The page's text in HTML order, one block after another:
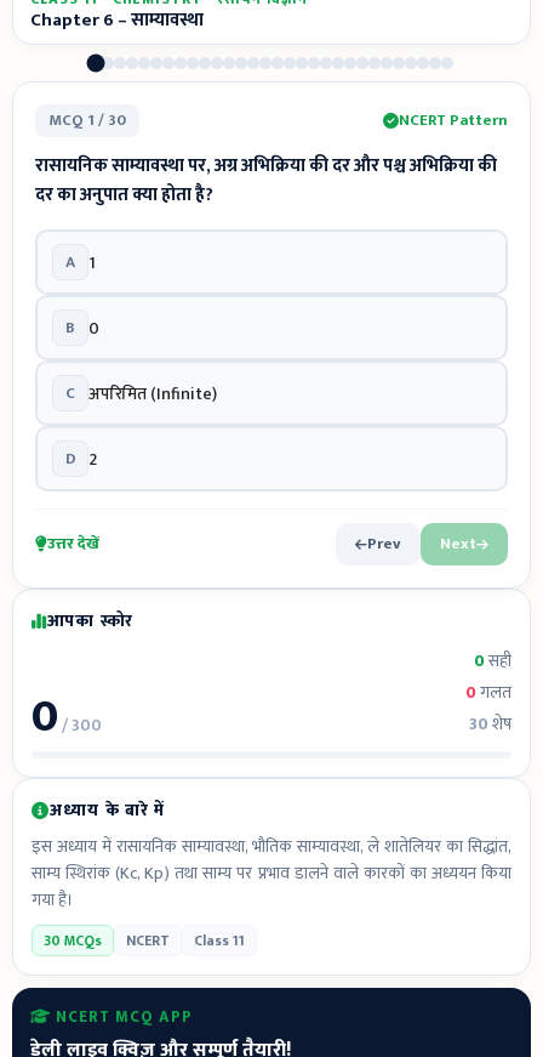
Chapter 6 – साम्यावस्था
MCQ 1 / 30 NCERT Pattern
रासायनिक साम्यावस्था पर, अग्र अभिक्रिया की दर और पश्च अभिक्रिया की
दर का अनुपात क्या होता है?
A 1
B 0
C अपरिमित (Infinite)
D 2
उत्तर देखें Prev Next
आपका स्कोर
0/ 300
0सही
0गलत
30शेष
अध्याय के बारे में
इस अध्याय में रासायनिक साम्यावस्था, भौतिक साम्यावस्था, ले शातेलियर का सिद्धांत,
साम्य स्थिरांक (Kc, Kp) तथा साम्य पर प्रभाव डालने वाले कारकों का अध्ययन किया
गया है।
30 MCQs NCERT Class 11
NCERT MCQ APP
डेली लाइव क्विज़ और सम्पूर्ण तैयारी!